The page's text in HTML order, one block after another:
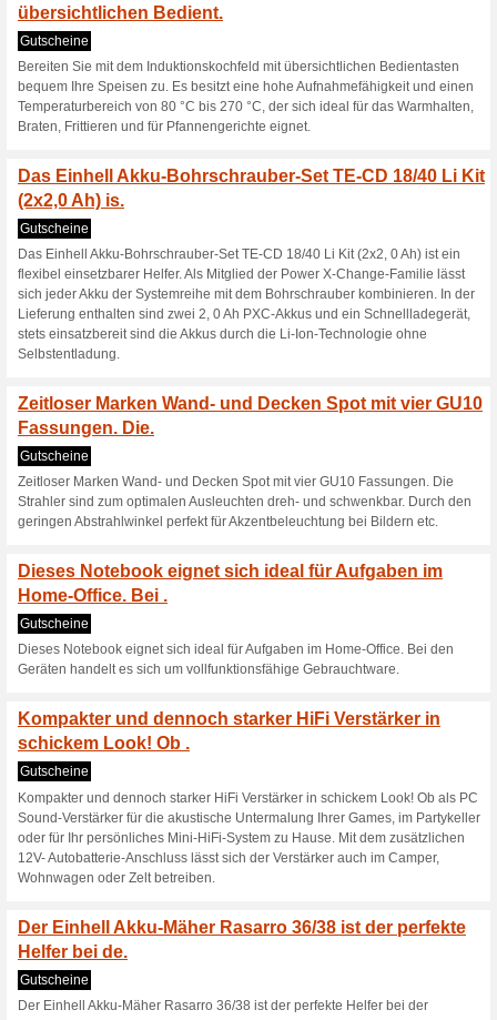
Der Schrauber
Schlagbohrfunktion.
Gutscheine
Der Schrauber verfügt über
sorgt die Drehzahl-
Arbeiten in 21
Arbeitsbereich gewährt die
ist er durch die Li-Ion-
Hochwertiger
Temperatur kann
Gutscheine
Hochwertiger
zwischen 50°C oder 600°
Grillanzünder verwendet
NUR FÜR KURZE